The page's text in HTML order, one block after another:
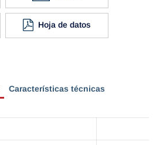
Hoja de datos
Características técnicas